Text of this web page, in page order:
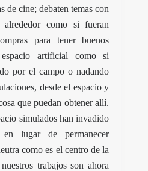
de cine; debaten temas con
como si fueran
para tener buenos
artificial como si
por el campo o nadando
desde el espacio y
que puedan obtener allí.
simulados han invadido
lugar de permanecer
como es el centro de la
trabajos son ahora